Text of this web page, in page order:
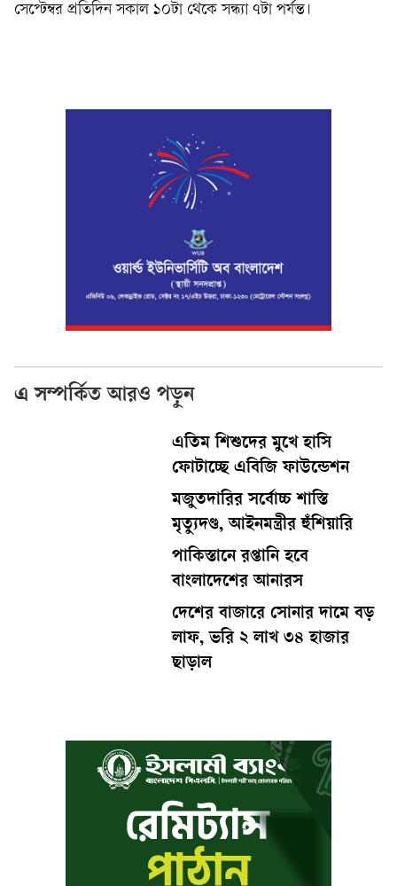
সেপ্টেম্বর প্রতিদিন সকাল ১০টা থেকে সন্ধ্যা ৭টা পর্যন্ত।
এ সম্পর্কিত আরও পড়ুন
এতিম শিশুদের মুখে হাসি
ফোটাচ্ছে এবিজি ফাউন্ডেশন
মজুতদারির সর্বোচ্চ শাস্তি
মৃত্যুদণ্ড, আইনমন্ত্রীর হুঁশিয়ারি
পাকিস্তানে রপ্তানি হবে
বাংলাদেশের আনারস
দেশের বাজারে সোনার দামে বড়
লাফ, ভরি ২ লাখ ৩৪ হাজার
ছাড়াল